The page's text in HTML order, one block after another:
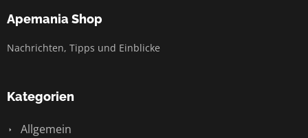
Apemania Shop
Nachrichten, Tipps und Einblicke
Kategorien
Allgemein